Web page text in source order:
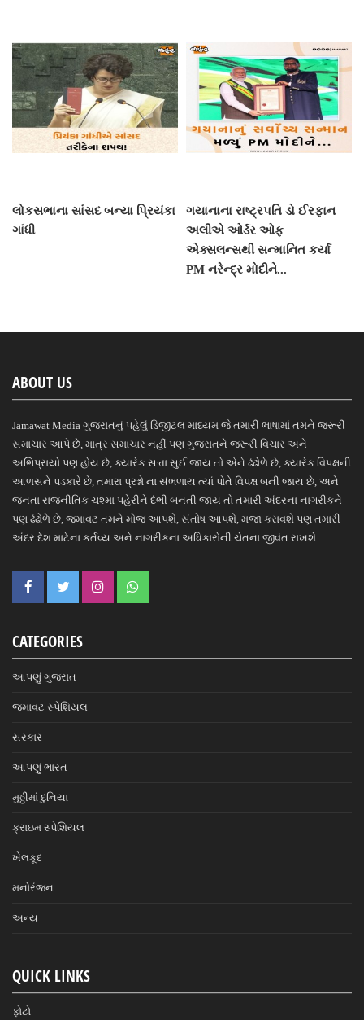
લોકસભાના સાંસદ બન્યા પ્રિયંકા
ગાંધી
ગયાનાના રાષ્ટ્રપતિ ડો ઈરફાન
અલીએ ઓર્ડર ઓફ
એક્સલન્સથી સન્માનિત કર્યા
PM નરેન્દ્ર મોદીને...
ABOUT US
Jamawat Media ગુજરાતનું પહેલું ડિજીટલ માધ્યમ જે તમારી ભાષામાં તમને જરૂરી
સમાચાર આપે છે, માત્ર સમાચાર નહીં પણ ગુજરાતને જરૂરી વિચાર અને
અભિપ્રાયો પણ હોય છે, ક્યારેક સત્તા સુઈ જાય તો એને ઢંઢોળે છે, ક્યારેક વિપક્ષની
આળસને પડકારે છે, તમારા પ્રશ્નો ના સંભળાય ત્યાં પોતે વિપક્ષ બની જાય છે, અને
જનતા રાજનીતિક ચશ્મા પહેરીને દંભી બનતી જાય તો તમારી અંદરના નાગરીકને
પણ ઢંઢોળે છે, જમાવટ તમને મોજ આપશે, સંતોષ આપશે, મજા કરાવશે પણ તમારી
અંદર દેશ માટેના કર્તવ્ય અને નાગરીકના અધિકારોની ચેતના જીવંત રાખશે
CATEGORIES
આપણું ગુજરાત
જમાવટ સ્પેશિયલ
સરકાર
આપણું ભારત
મુઠ્ઠીમાં દુનિયા
ક્રાઇમ સ્પેશિયલ
ખેલકૂદ
મનોરંજન
અન્ય
QUICK LINKS
ફોટો